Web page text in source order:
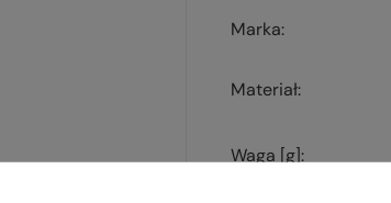
Marka
Materiał
Waga [g]